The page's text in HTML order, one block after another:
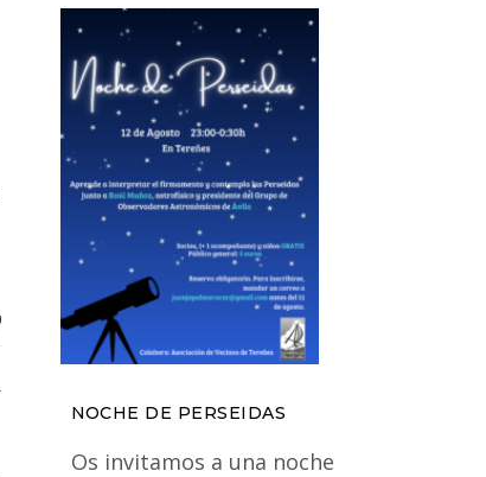
NOCHE DE PERSEIDAS
Os invitamos a una noche